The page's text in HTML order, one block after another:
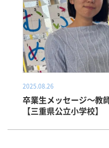
2025.08.26
卒業生メッセージ～教
【三重県公立小学校】